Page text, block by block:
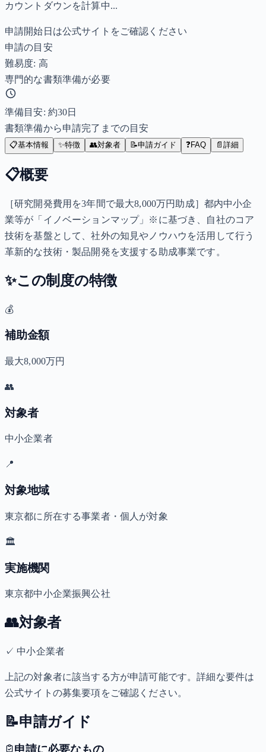
カウントダウンを計算中...
申請開始日は公式サイトをご確認ください
申請の目安
難易度: 高
専門的な書類準備が必要
準備目安: 約30日
書類準備から申請完了までの目安
📋基本情報 ✨特徴 👥対象者 📝申請ガイド ❓FAQ 📄 詳細
📋概要
［研究開発費用を3年間で最大8,000万円助成］都内中小企
業等が「イノベーションマップ」※に基づき、自社のコア
技術を基盤として、社外の知見やノウハウを活用して行う
革新的な技術・製品開発を支援する助成事業です。
✨この制度の特徴
💰
補助金額
最大8,000万円
👥
対象者
中小企業者
📍
対象地域
東京都に所在する事業者・個人が対象
🏛️
実施機関
東京都中小企業振興公社
👥対象者
✓ 中小企業者
上記の対象者に該当する方が申請可能です。詳細な要件は
公式サイトの募集要項をご確認ください。
📝申請ガイド
申請に必要なもの